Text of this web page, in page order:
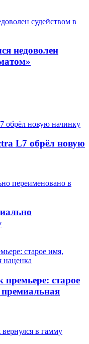
недоволен
L7 обрёл новую
премьере: старое